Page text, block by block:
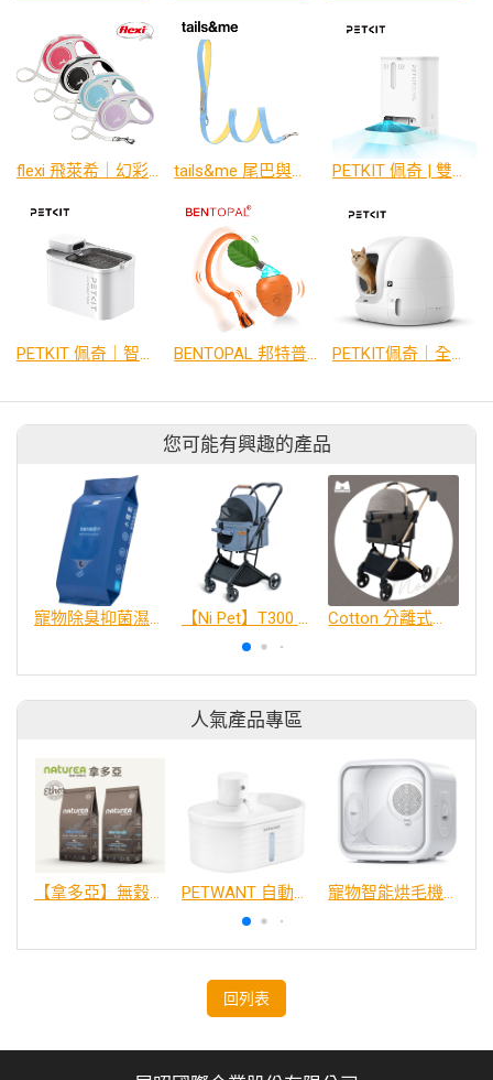
flexi 飛萊希｜幻彩系列 外出用帶狀伸縮牽繩 (多色) tails&me 尾巴與我｜新經典 犬貓共用標準牽繩 (雙色) PETKIT 佩奇 | 雙子星智能寵物餵食器攝影版
PETKIT佩奇｜全自動智能貓砂機MAX2
您可能有興趣的產品
寵物除臭抑菌濕紙巾／30抽【加購４包100】 【Ni Pet】T300 分離式寵物推車 (可搭三鐵) Cotton 分離式寵物推車 - 摩卡棕 Mocha
人氣產品專區
【拿多亞】無穀低敏 犬糧 PETWANT 自動感應無線寵物飲水機 W4-L 寵物智能烘毛機75L
回列表